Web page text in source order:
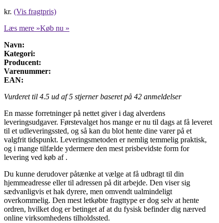
kr. (Vis fragtpris)
Læs mere »Køb nu »
Navn:
Kategori:
Producent:
Varenummer:
EAN:
Vurderet til 4.5 ud af 5 stjerner baseret på 42 anmeldelser
En masse forretninger på nettet giver i dag alverdens
leveringsudgaver. Førstevalget hos mange er nu til dags at få leveret
til et udleveringssted, og så kan du blot hente dine varer på et
valgfrit tidspunkt. Leveringsmetoden er nemlig temmelig praktisk,
og i mange tilfælde ydermere den mest prisbevidste form for
levering ved køb af .
Du kunne derudover påtænke at vælge at få udbragt til din
hjemmeadresse eller til adressen på dit arbejde. Den viser sig
sædvanligvis et hak dyrere, men omvendt ualmindeligt
overkommelig. Den mest letkøbte fragttype er dog selv at hente
ordren, hvilket dog er betinget af at du fysisk befinder dig nærved
online virksomhedens tilholdssted.